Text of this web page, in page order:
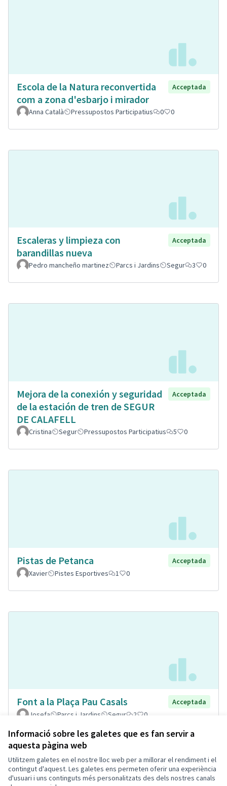
Informació sobre les galetes que es fan servir a
aquesta pàgina web
Utilitzem galetes en el nostre lloc web per a millorar el rendiment i el
contingut d'aquest. Les galetes ens permeten oferir una experiència
d'usuari i uns continguts més personalitzats des dels nostres canals
Escola de la Natura reconvertida
com a zona d'esbarjo i mirador
Acceptada
Anna Català Pressupostos Participatius 0 0
Escaleras y limpieza con
barandillas nueva
Acceptada
Pedro mancheño martinez Parcs i Jardins Segur 3 0
Mejora de la conexión y seguridad
de la estación de tren de SEGUR
DE CALAFELL
Acceptada
Cristina Segur Pressupostos Participatius 5 0
Pistas de Petanca
Acceptada
Xavier
Pistes Esportives 1 0
Font a la Plaça Pau Casals
Acceptada
Josefa
Parcs i Jardins Segur 2 0
Termes i condicions d'ús
Configuració de les galetes
Decidim Calafell a X
Decidim Calafell a Facebook
Decidim Calafell a YouTube
Decidim Calafell a GitHub